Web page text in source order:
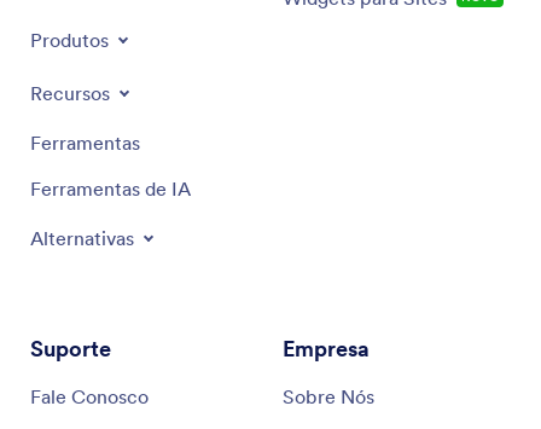
Produtos
Recursos
Ferramentas
Ferramentas de IA
Alternativas
Suporte
Fale Conosco
Empresa
Sobre Nós